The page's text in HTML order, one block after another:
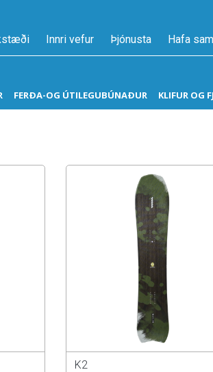
Innri vefur Þjónusta Hafa
FERÐA-OG ÚTILEGUBÚNAÐUR KLIFUR OG
K2